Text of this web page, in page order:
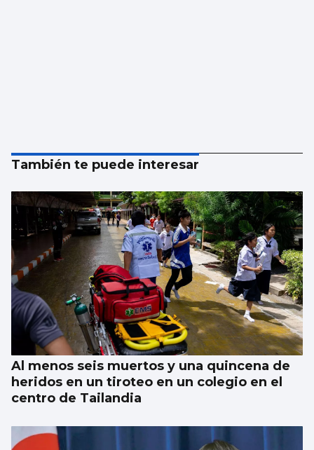
También te puede interesar
Al menos seis muertos y una quincena de
heridos en un tiroteo en un colegio en el
centro de Tailandia